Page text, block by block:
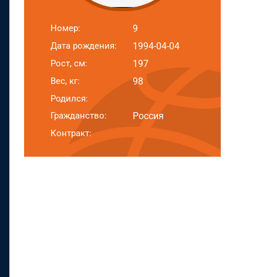
Номер: 9
Дата рождения: 1994-04-04
Рост, см: 197
Вес, кг: 98
Родился:
Гражданство:
Россия
Контракт: